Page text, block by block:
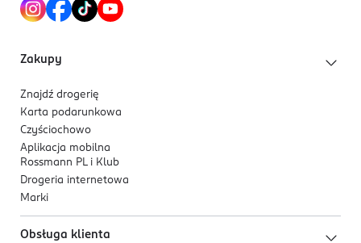
Szymankiewicz zaprojektował 8 unikalnych projektów,
które stały się inspiracją do stworzenia okładek
współczesnego człowieka tematów: ochrony
odnawialnych źródeł energii. Każdy design to
zaskakujący graficznie manifest świadomego życia na
naszej planecie.
Zakupy
Znajdź drogerię
Karta podarunkowa
Czyściochowo
Aplikacja mobilna
Rossmann PL i Klub
Drogeria internetowa
Marki
Obsługa klienta